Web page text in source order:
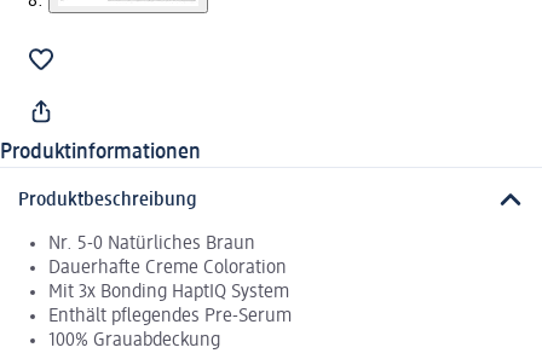
Produktinformationen
Produktbeschreibung
Nr. 5-0 Natürliches Braun
Dauerhafte Creme Coloration
Mit 3x Bonding HaptIQ System
Enthält pflegendes Pre-Serum
100% Grauabdeckung